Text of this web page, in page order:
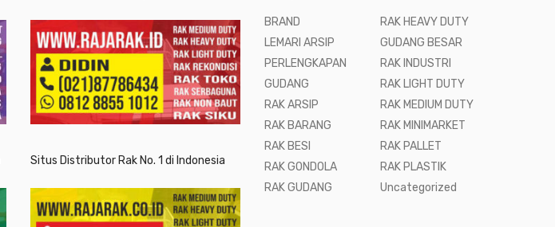
Situs Distributor Rak No. 1 di Indonesia
BRAND
LEMARI ARSIP
PERLENGKAPAN
GUDANG
RAK ARSIP
RAK BARANG
RAK BESI
RAK GONDOLA
RAK GUDANG
RAK HEAVY DUTY
GUDANG BESAR
RAK INDUSTRI
RAK LIGHT DUTY
RAK MEDIUM DUTY
RAK MINIMARKET
RAK PALLET
RAK PLASTIK
Uncategorized